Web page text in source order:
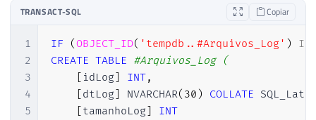
TRANSACT-SQL Copiar
1
2
3
4
5
IF (OBJECT_ID( 'tempdb..#Arquivos_Log' )
IS
CREATE TABLE #Arquivos_Log (
[ idLog] INT,
[dtLog] NVARCHAR( 30 ) COLLATE
[tamanhoLog]
INT